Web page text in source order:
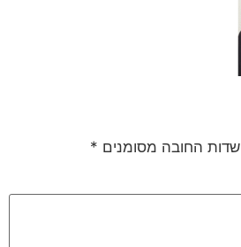
שדות החובה מסומנים *